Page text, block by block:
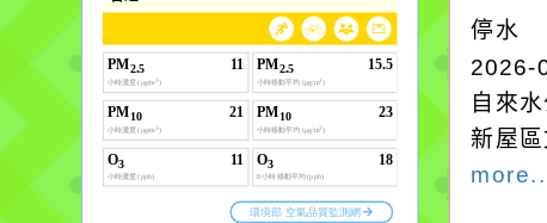
停水
2026-
自來
新屋